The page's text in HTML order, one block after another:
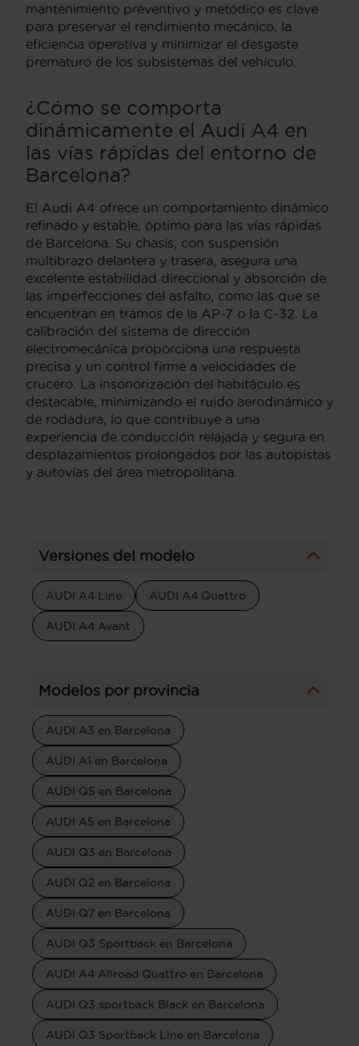
mantenimiento preventivo y metódico es clave
para preservar el rendimiento mecánico, la
eficiencia operativa y minimizar el desgaste
prematuro de los subsistemas del vehículo.
¿Cómo se comporta
dinámicamente el Audi A4 en
las vías rápidas del entorno de
Barcelona?
El Audi A4 ofrece un comportamiento dinámico
refinado y estable, óptimo para las vías rápidas
de Barcelona. Su chasis, con suspensión
multibrazo delantera y trasera, asegura una
excelente estabilidad direccional y absorción de
las imperfecciones del asfalto, como las que se
encuentran en tramos de la AP-7 o la C-32. La
calibración del sistema de dirección
electromecánica proporciona una respuesta
precisa y un control firme a velocidades de
crucero. La insonorización del habitáculo es
destacable, minimizando el ruido aerodinámico y
de rodadura, lo que contribuye a una
experiencia de conducción relajada y segura en
desplazamientos prolongados por las autopistas
y autovías del área metropolitana.
Versiones del modelo
AUDI A4 Line AUDI A4 Quattro
AUDI A4 Avant
Modelos por provincia
AUDI A3 en Barcelona
AUDI A1 en Barcelona
AUDI Q5 en Barcelona
AUDI A5 en Barcelona
AUDI Q3 en Barcelona
AUDI Q2 en Barcelona
AUDI Q7 en Barcelona
AUDI Q3 Sportback en Barcelona
AUDI A4 Allroad Quattro en Barcelona
AUDI Q3 sportback Black en Barcelona
AUDI Q3 Sportback Line en Barcelona